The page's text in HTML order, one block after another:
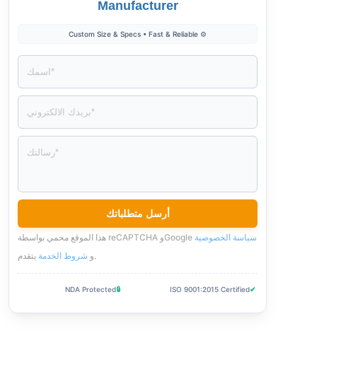
Manufacturer
⚙️ Custom Size & Specs • Fast & Reliable
هذا الموقع محمي بواسطة reCAPTCHA وGoogle سياسة الخصوصية
و شروط الخدمة يتقدم .
✔
ISO 9001:2015 Certified
🔒
NDA Protected